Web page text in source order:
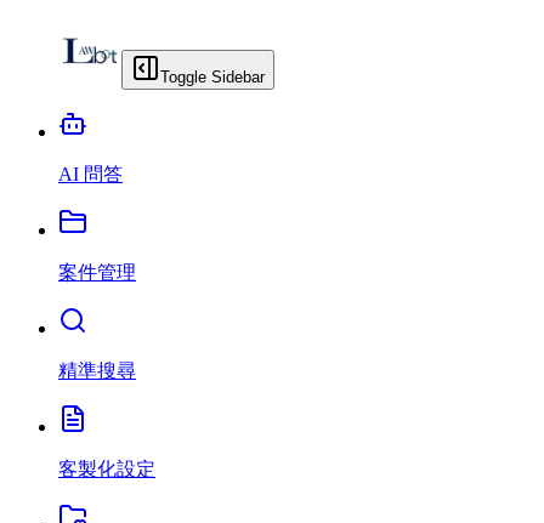
Toggle Sidebar
AI 問答
案件管理
精準搜尋
客製化設定